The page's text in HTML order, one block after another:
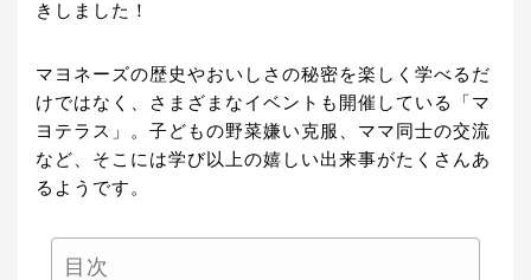
きしました！
マヨネーズの歴史やおいしさの秘密を楽しく学べるだ
けではなく、さまざまなイベントも開催している「マ
ヨテラス」。子どもの野菜嫌い克服、ママ同士の交流
など、そこには学び以上の嬉しい出来事がたくさんあ
るようです。
目次